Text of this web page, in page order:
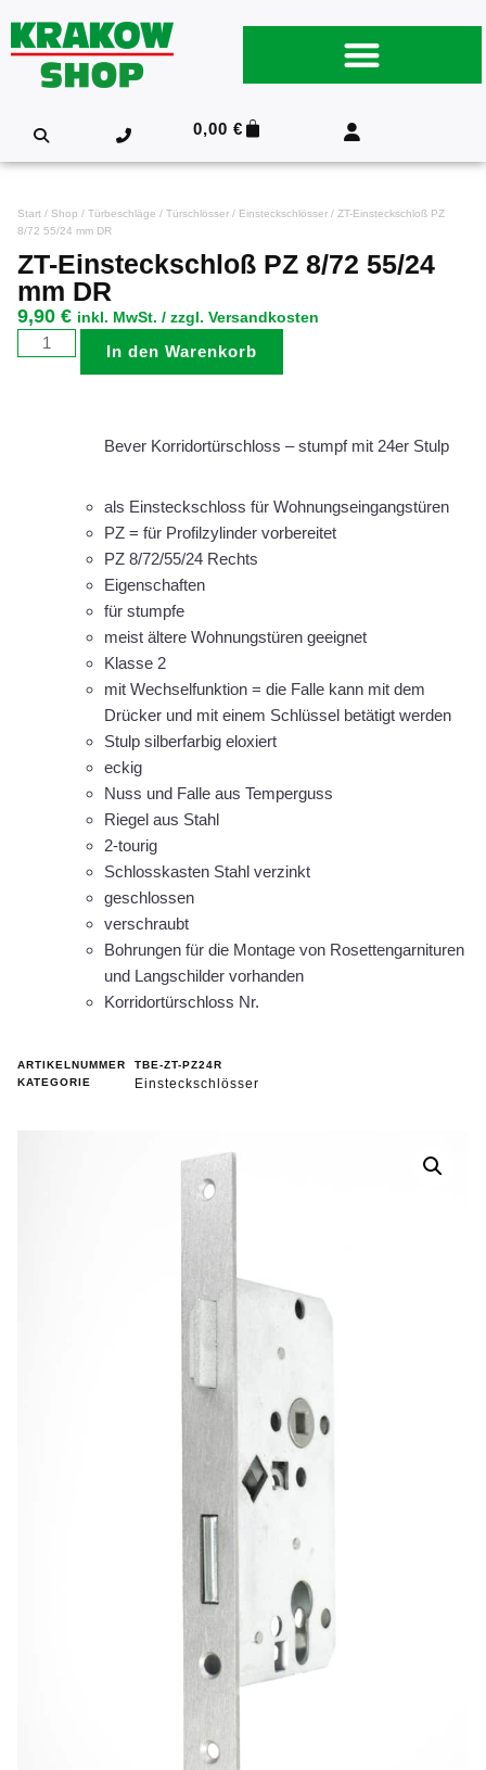
0,00€
Start / Shop / Türbeschläge / Türschlösser / Einsteckschlösser / ZT-Einsteckschloß PZ
8/72 55/24 mm DR
ZT-Einsteckschloß PZ 8/72 55/24
mm DR
9,90 € inkl. MwSt. / zzgl. Versandkosten
In den Warenkorb
Bever Korridortürschloss – stumpf mit 24er Stulp
als Einsteckschloss für Wohnungseingangstüren
PZ = für Profilzylinder vorbereitet
PZ 8/72/55/24 Rechts
Eigenschaften
für stumpfe
meist ältere Wohnungstüren geeignet
Klasse 2
mit Wechselfunktion = die Falle kann mit dem
Drücker und mit einem Schlüssel betätigt werden
Stulp silberfarbig eloxiert
eckig
Nuss und Falle aus Temperguss
Riegel aus Stahl
2-tourig
Schlosskasten Stahl verzinkt
geschlossen
verschraubt
Bohrungen für die Montage von Rosettengarnituren
und Langschilder vorhanden
Korridortürschloss Nr.
ARTIKELNUMMER
TBE-ZT-PZ24R
KATEGORIE
Einsteckschlösser